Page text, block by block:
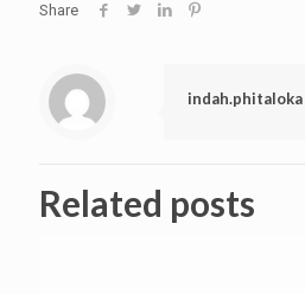
Share
indah.phitaloka
Related posts